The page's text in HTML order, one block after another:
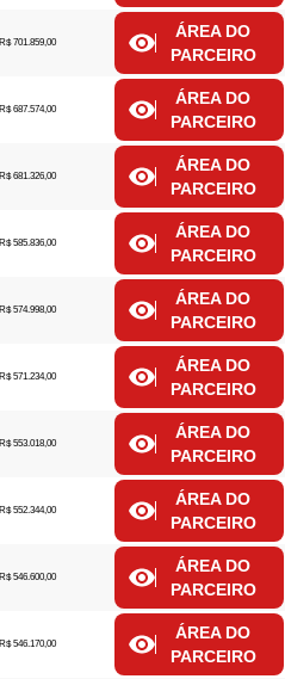
R$ 701.859,00
ÁREA DO
PARCEIRO
R$ 687.574,00
ÁREA DO
PARCEIRO
R$ 681.326,00
ÁREA DO
PARCEIRO
R$ 585.836,00
ÁREA DO
PARCEIRO
R$ 574.998,00
ÁREA DO
PARCEIRO
R$ 571.234,00
ÁREA DO
PARCEIRO
R$ 553.018,00
ÁREA DO
PARCEIRO
R$ 552.344,00
ÁREA DO
PARCEIRO
R$ 546.600,00
ÁREA DO
PARCEIRO
R$ 546.170,00
ÁREA DO
PARCEIRO